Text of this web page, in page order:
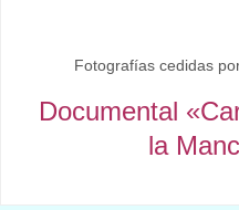
Fotografías cedidas
Documental
la